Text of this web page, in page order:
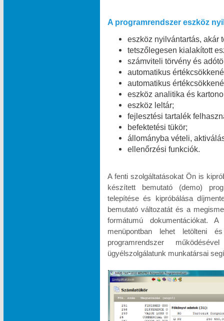
A programrendszer eszköz
eszköz nyilvántartás, akár
tetszőlegesen kialakított
számviteli törvény és
automatikus
automatikus
eszköz analitika és
eszköz leltár;
fejlesztési tartalék
befektetési tükör;
állományba vételi,
ellenőrzési funkciók.
A fenti szolgáltatásokat Ön is
készített bemutató (demo)
telepítése és kipróbálása
bemutató változatát és a
formátumú dokumentációkat.
menüpontban lehet letölteni
programrendszer
ügyélszolgálatunk munkatársai